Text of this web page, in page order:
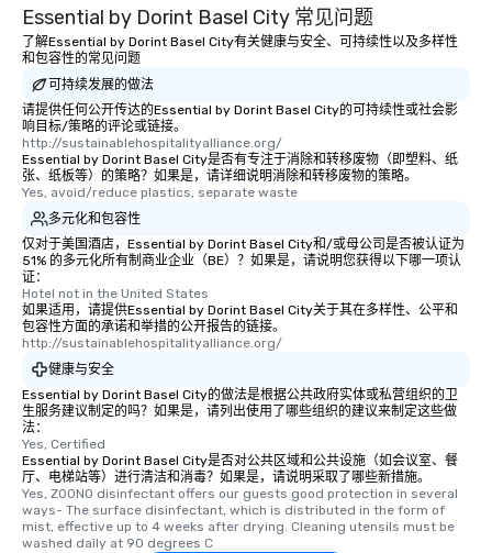
Essential by Dorint Basel City 常见问题
了解Essential by Dorint Basel City有关健康与安全、可持续性以及多样性
和包容性的常见问题
可持续发展的做法
请提供任何公开传达的Essential by Dorint Basel City的可持续性或社会影
响目标/策略的评论或链接。
http://sustainablehospitalityalliance.org/
Essential by Dorint Basel City是否有专注于消除和转移废物（即塑料、纸
张、纸板等）的策略？如果是，请详细说明消除和转移废物的策略。
Yes, avoid/reduce plastics, separate waste
多元化和包容性
仅对于美国酒店，Essential by Dorint Basel City和/或母公司是否被认证为
51% 的多元化所有制商业企业（BE）？如果是，请说明您获得以下哪一项认
证：
Hotel not in the United States
如果适用，请提供Essential by Dorint Basel City关于其在多样性、公平和
包容性方面的承诺和举措的公开报告的链接。
http://sustainablehospitalityalliance.org/
健康与安全
Essential by Dorint Basel City的做法是根据公共政府实体或私营组织的卫
生服务建议制定的吗？如果是，请列出使用了哪些组织的建议来制定这些做
法：
Yes, Certified
Essential by Dorint Basel City是否对公共区域和公共设施（如会议室、餐
厅、电梯站等）进行清洁和消毒？如果是，请说明采取了哪些新措施。
Yes, ZOONO disinfectant offers our guests good protection in several
ways- The surface disinfectant, which is distributed in the form of
mist, effective up to 4 weeks after drying. Cleaning utensils must be
washed daily at 90 degrees C